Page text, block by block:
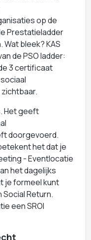
op de
Prestatieladder
bleek? KAS
de PSO ladder:
3 certificaat
Het geeft
doorgevoerd.
het dat je
- Eventlocatie
het dagelijks
je formeel kunt
Return.
een SROI